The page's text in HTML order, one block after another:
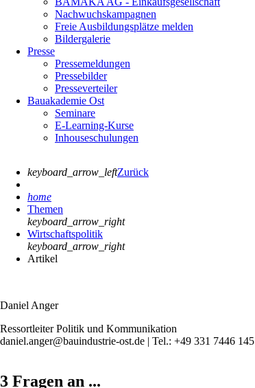
Nachwuchskampagnen
Freie Ausbildungsplätze melden
Bildergalerie
Presse
Pressemeldungen
Pressebilder
Presseverteiler
Bauakademie Ost
Seminare
E-Learning-Kurse
Inhouseschulungen
keyboard_arrow_leftZurück
home
Themen
keyboard_arrow_right
Wirtschaftspolitik
keyboard_arrow_right
Artikel
Daniel Anger
Ressortleiter Politik und Kommunikation
daniel.anger@bauindustrie-ost.de | Tel.: +49 331 7446 145
3 Fragen an ...